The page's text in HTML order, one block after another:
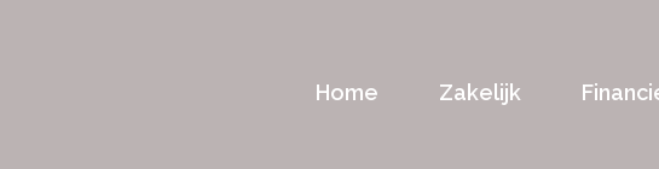
Home Zakelijk